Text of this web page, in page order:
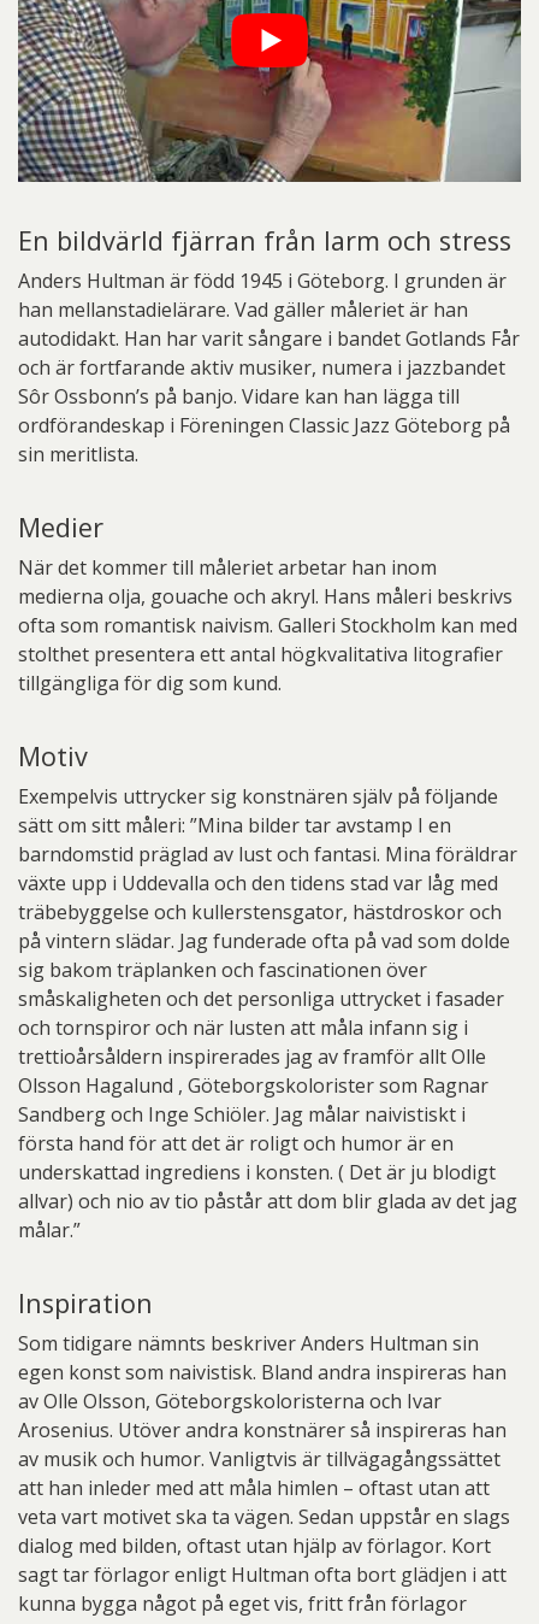
En bildvärld fjärran från larm och stress
Anders Hultman är född 1945 i Göteborg. I grunden är
han mellanstadielärare. Vad gäller måleriet är han
autodidakt. Han har varit sångare i bandet Gotlands Får
och är fortfarande aktiv musiker, numera i jazzbandet
Sôr Ossbonn’s på banjo. Vidare kan han lägga till
ordförandeskap i Föreningen Classic Jazz Göteborg på
sin meritlista.
Medier
När det kommer till måleriet arbetar han inom
medierna olja, gouache och akryl. Hans måleri beskrivs
ofta som romantisk naivism. Galleri Stockholm kan med
stolthet presentera ett antal högkvalitativa litografier
tillgängliga för dig som kund.
Motiv
Exempelvis uttrycker sig konstnären själv på följande
sätt om sitt måleri: ”Mina bilder tar avstamp I en
barndomstid präglad av lust och fantasi. Mina föräldrar
växte upp i Uddevalla och den tidens stad var låg med
träbebyggelse och kullerstensgator, hästdroskor och
på vintern slädar. Jag funderade ofta på vad som dolde
sig bakom träplanken och fascinationen över
småskaligheten och det personliga uttrycket i fasader
och tornspiror och när lusten att måla infann sig i
trettioårsåldern inspirerades jag av framför allt Olle
Olsson Hagalund , Göteborgskolorister som Ragnar
Sandberg och Inge Schiöler. Jag målar naivistiskt i
första hand för att det är roligt och humor är en
underskattad ingrediens i konsten. ( Det är ju blodigt
allvar) och nio av tio påstår att dom blir glada av det jag
målar.”
Inspiration
Som tidigare nämnts beskriver Anders Hultman sin
egen konst som naivistisk. Bland andra inspireras han
av Olle Olsson, Göteborgskoloristerna och Ivar
Arosenius. Utöver andra konstnärer så inspireras han
av musik och humor. Vanligtvis är tillvägagångssättet
att han inleder med att måla himlen – oftast utan att
veta vart motivet ska ta vägen. Sedan uppstår en slags
dialog med bilden, oftast utan hjälp av förlagor. Kort
sagt tar förlagor enligt Hultman ofta bort glädjen i att
kunna bygga något på eget vis, fritt från förlagor